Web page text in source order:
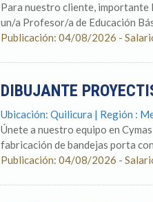
Para nuestro cliente, importante
un/a Profesor/a de Educación
Publicación: 04/08/2026 -
DIBUJANTE
Ubicación: Quilicura | Región :
Únete a nuestro equipo en
fabricación de bandejas porta
Publicación: 04/08/2026 -